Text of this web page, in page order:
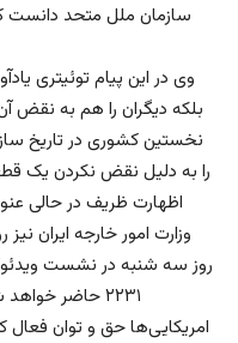
سازمان ملل متحد دانست
وی در این پیام توئیتری
بلکه دیگران را هم به نقض
نخستین کشوری در تاریخ
را به دلیل نقض نکردن یک
اظهارت ظریف در حالی
وزارت امور خارجه ایران
روز سه شنبه در نشست
۲۲۳۱ حاضر
امریکایی‌ها حق و توان فعال